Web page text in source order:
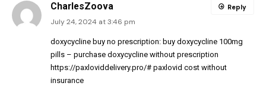
CharlesZoova
July 24, 2024 at 3:46 pm
doxycycline buy no prescription: buy doxycycline 100mg
pills – purchase doxycycline without prescription
https://paxloviddelivery.pro/# paxlovid cost without
insurance
Reply